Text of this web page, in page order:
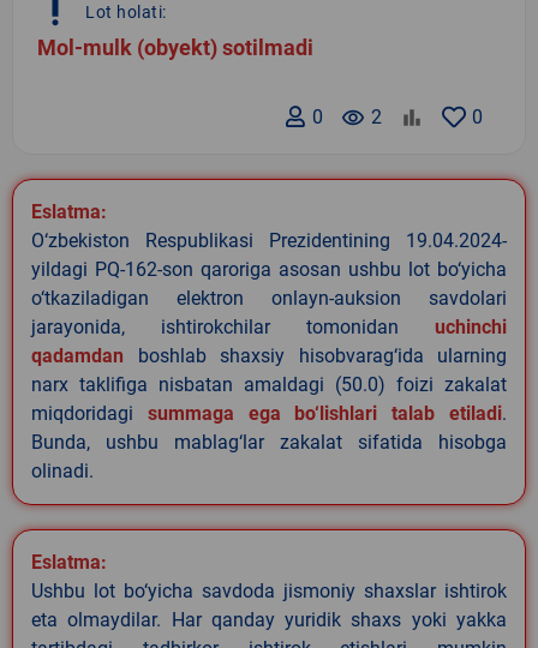
priority_high Lot holati:
Mol-mulk (obyekt) sotilmadi
0
remove_red_eye 2
0
Eslatma:
O‘zbekiston Respublikasi Prezidentining 19.04.2024-
yildagi PQ-162-son qaroriga asosan ushbu lot bo‘yicha
o‘tkaziladigan elektron onlayn-auksion savdolari
jarayonida, ishtirokchilar tomonidan uchinchi
qadamdan boshlab shaxsiy hisobvarag‘ida ularning
narx taklifiga nisbatan amaldagi (50.0) foizi zakalat
miqdoridagi summaga ega bo‘lishlari talab etiladi.
Bunda, ushbu mablag‘lar zakalat sifatida hisobga
olinadi.
Eslatma:
Ushbu lot bo‘yicha savdoda jismoniy shaxslar ishtirok
eta olmaydilar. Har qanday yuridik shaxs yoki yakka